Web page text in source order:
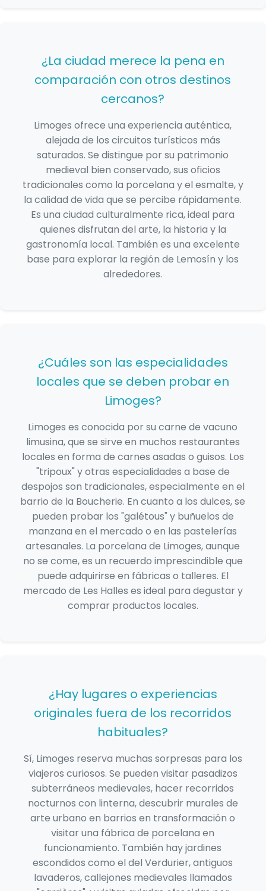
¿La ciudad merece la pena en
comparación con otros destinos
cercanos?
Limoges ofrece una experiencia auténtica,
alejada de los circuitos turísticos más
saturados. Se distingue por su patrimonio
medieval bien conservado, sus oficios
tradicionales como la porcelana y el esmalte, y
la calidad de vida que se percibe rápidamente.
Es una ciudad culturalmente rica, ideal para
quienes disfrutan del arte, la historia y la
gastronomía local. También es una excelente
base para explorar la región de Lemosín y los
alrededores.
¿Cuáles son las especialidades
locales que se deben probar en
Limoges?
Limoges es conocida por su carne de vacuno
limusina, que se sirve en muchos restaurantes
locales en forma de carnes asadas o guisos. Los
"tripoux" y otras especialidades a base de
despojos son tradicionales, especialmente en el
barrio de la Boucherie. En cuanto a los dulces, se
pueden probar los "galétous" y buñuelos de
manzana en el mercado o en las pastelerías
artesanales. La porcelana de Limoges, aunque
no se come, es un recuerdo imprescindible que
puede adquirirse en fábricas o talleres. El
mercado de Les Halles es ideal para degustar y
comprar productos locales.
¿Hay lugares o experiencias
originales fuera de los recorridos
habituales?
Sí, Limoges reserva muchas sorpresas para los
viajeros curiosos. Se pueden visitar pasadizos
subterráneos medievales, hacer recorridos
nocturnos con linterna, descubrir murales de
arte urbano en barrios en transformación o
visitar una fábrica de porcelana en
funcionamiento. También hay jardines
escondidos como el del Verdurier, antiguos
lavaderos, callejones medievales llamados